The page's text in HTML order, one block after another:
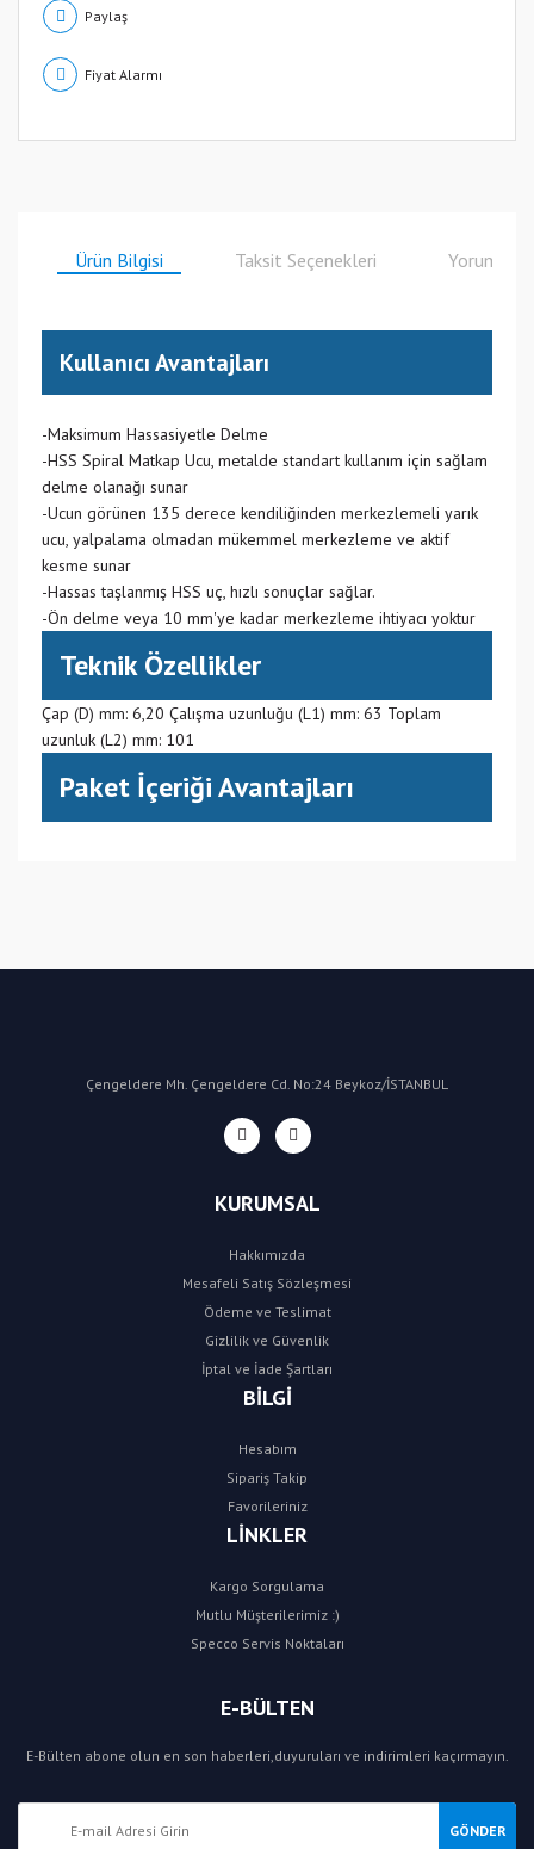
Paylaş
Fiyat Alarmı
Ürün Bilgisi Taksit Seçenekleri Yorumlar
Kullanıcı Avantajları
-Maksimum Hassasiyetle Delme
-HSS Spiral Matkap Ucu, metalde standart kullanım için sağlam
delme olanağı sunar
-Ucun görünen 135 derece kendiliğinden merkezlemeli yarık
ucu, yalpalama olmadan mükemmel merkezleme ve aktif
kesme sunar
-Hassas taşlanmış HSS uç, hızlı sonuçlar sağlar.
-Ön delme veya 10 mm'ye kadar merkezleme ihtiyacı yoktur
Teknik Özellikler
Çap (D) mm: 6,20 Çalışma uzunluğu (L1) mm: 63 Toplam
uzunluk (L2) mm: 101
Paket İçeriği Avantajları
Çengeldere Mh. Çengeldere Cd. No:24 Beykoz/İSTANBUL
KURUMSAL
Hakkımızda
Mesafeli Satış Sözleşmesi
Ödeme ve Teslimat
Gizlilik ve Güvenlik
İptal ve İade Şartları
BİLGİ
Hesabım
Sipariş Takip
Favorileriniz
LİNKLER
Kargo Sorgulama
Mutlu Müşterilerimiz :)
Specco Servis Noktaları
E-BÜLTEN
E-Bülten abone olun en son haberleri,duyuruları ve indirimleri kaçırmayın.
GÖNDER